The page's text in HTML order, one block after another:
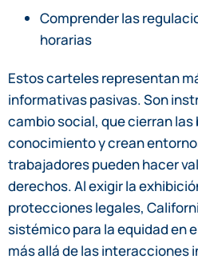
Comprender las
horarias
Estos carteles representan
informativas pasivas. Son
cambio social, que cierran las
conocimiento y crean
trabajadores pueden hacer
derechos. Al exigir la
protecciones legales,
sistémico para la equidad en
más allá de las interacciones